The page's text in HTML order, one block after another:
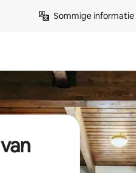
Sommige